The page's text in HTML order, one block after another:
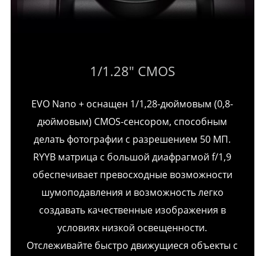
1/1.28″ CMOS
EVO Nano + оснащен 1/1,28-дюймовым (0,8-
дюймовым) CMOS-сенсором, способным
делать фотографии с разрешением 50 МП.
RYYB матрица с большой диафрагмой f/1,9
обеспечивает превосходные возможности
шумоподавления и возможность легко
создавать качественные изображения в
условиях низкой освещенности.
Отслеживайте быстро движущиеся объекты с